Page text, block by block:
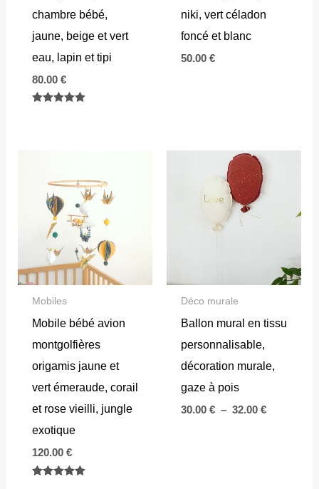
chambre bébé,
jaune, beige et vert
eau, lapin et tipi
80.00 €
niki, vert céladon
foncé et blanc
50.00 €
Mobiles
Mobile bébé avion
montgolfières
origamis jaune et
vert émeraude, corail
et rose vieilli, jungle
exotique
120.00 €
Déco murale
Ballon mural en tissu
personnalisable,
décoration murale,
gaze à pois
30.00 € – 32.00 €Plage